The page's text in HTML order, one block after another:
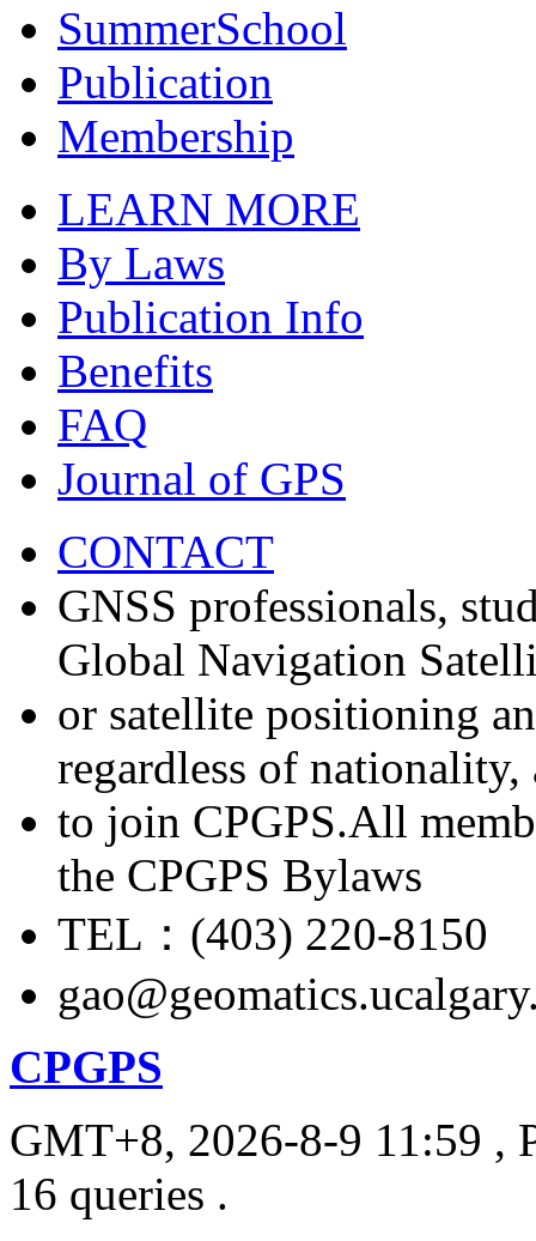
SummerSchool
Publication
Membership
LEARN MORE
By Laws
Publication Info
Benefits
FAQ
Journal of GPS
CONTACT
GNSS professionals,
Global Navigation
or satellite positioning
regardless of nationality,
to join CPGPS.All
the CPGPS Bylaws
TEL：(403) 220-8150
CPGPS
GMT+8, 2026-8-9 11:59 ,
16 queries .